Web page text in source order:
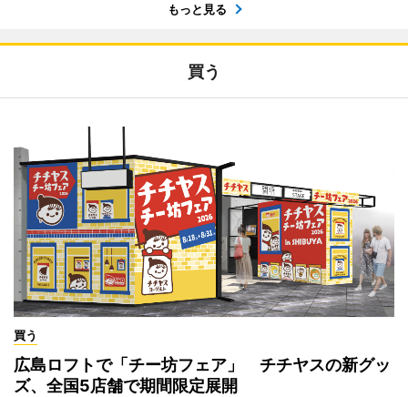
もっと見る
買う
買う
広島ロフトで「チー坊フェア」 チチヤスの新グッ
ズ、全国5店舗で期間限定展開